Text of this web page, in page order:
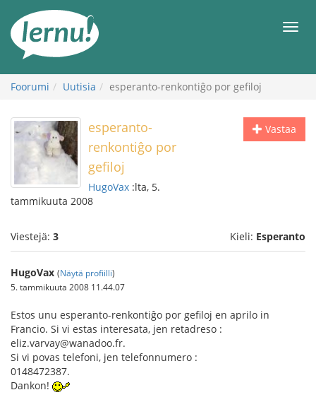
sisältöön
Foorumi Uutisia esperanto-renkontiĝo por gefiloj
Vastaa
esperanto-
renkontiĝo por
gefiloj
HugoVax :lta, 5.
tammikuuta 2008
Viestejä: 3 Kieli: Esperanto
HugoVax (Näytä profiilli)
5. tammikuuta 2008 11.44.07
Estos unu esperanto-renkontiĝo por gefiloj en aprilo in
Francio. Si vi estas interesata, jen retadreso :
eliz.varvay@wanadoo.fr.
Si vi povas telefoni, jen telefonnumero :
0148472387.
Dankon!